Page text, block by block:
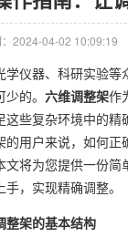
：2024-04-02 10:09:19
仪器、科研实验等
的。 六维调整架作
这些复杂环境中的精
的用户来说，如何正
文将为您提供一份简
，实现精确调整。
整架的基本结构